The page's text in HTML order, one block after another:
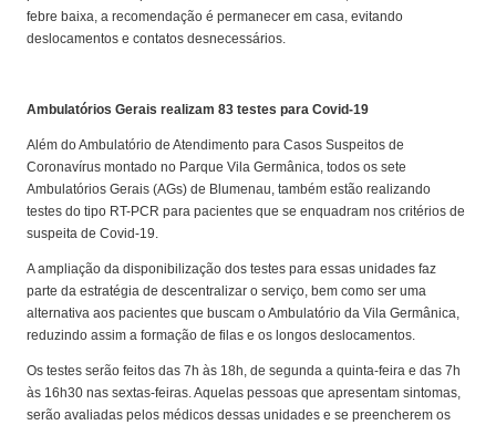
febre baixa, a recomendação é permanecer em casa, evitando
deslocamentos e contatos desnecessários.
Ambulatórios Gerais realizam 83 testes para Covid-19
Além do Ambulatório de Atendimento para Casos Suspeitos de
Coronavírus montado no Parque Vila Germânica, todos os sete
Ambulatórios Gerais (AGs) de Blumenau, também estão realizando
testes do tipo RT-PCR para pacientes que se enquadram nos critérios de
suspeita de Covid-19.
A ampliação da disponibilização dos testes para essas unidades faz
parte da estratégia de descentralizar o serviço, bem como ser uma
alternativa aos pacientes que buscam o Ambulatório da Vila Germânica,
reduzindo assim a formação de filas e os longos deslocamentos.
Os testes serão feitos das 7h às 18h, de segunda a quinta-feira e das 7h
às 16h30 nas sextas-feiras. Aquelas pessoas que apresentam sintomas,
serão avaliadas pelos médicos dessas unidades e se preencherem os